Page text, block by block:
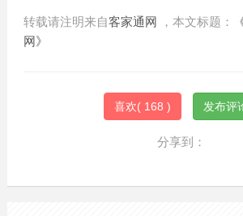
转载请注明来自客家通网 ，本文标题：
网》
喜欢( 168 ) 发布评
分享到：